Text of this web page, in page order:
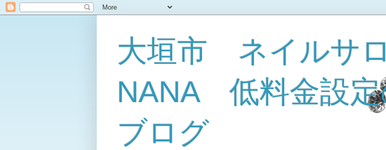
大垣市 ネイルサ
NANA 低料金設定
ブログ